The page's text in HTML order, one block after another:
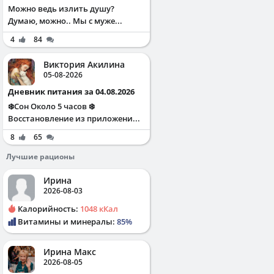
Можно ведь излить душу?
Думаю, можно.. Мы с муже...
4 84
Виктория Акилина
05-08-2026
Дневник питания за 04.08.2026
❄️Сон Около 5 часов ❄️
Восстановление из приложени...
8
65
Лучшие рационы
Ирина
2026-08-03
Калорийность: 1048 кКал
Витамины и минералы: 85%
Ирина Макс
2026-08-05